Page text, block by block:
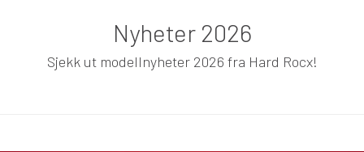
Nyheter 2026
Sjekk ut modellnyheter 2026 fra Hard Rocx!